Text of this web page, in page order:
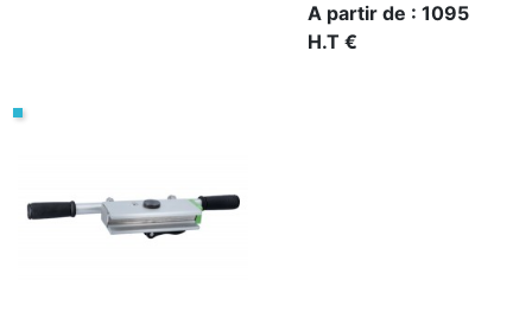
A partir de : 1095
H.T €